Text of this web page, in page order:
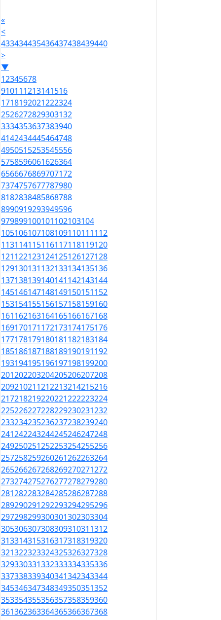
«
<
433434435436437438439440
>
▼
12345678
910111213141516
1718192021222324
2526272829303132
3334353637383940
4142434445464748
4950515253545556
5758596061626364
6566676869707172
7374757677787980
8182838485868788
8990919293949596
979899100101102103104
105106107108109110111112
113114115116117118119120
121122123124125126127128
129130131132133134135136
137138139140141142143144
145146147148149150151152
153154155156157158159160
161162163164165166167168
169170171172173174175176
177178179180181182183184
185186187188189190191192
193194195196197198199200
201202203204205206207208
209210211212213214215216
217218219220221222223224
225226227228229230231232
233234235236237238239240
241242243244245246247248
249250251252253254255256
257258259260261262263264
265266267268269270271272
273274275276277278279280
281282283284285286287288
289290291292293294295296
297298299300301302303304
305306307308309310311312
313314315316317318319320
321322323324325326327328
329330331332333334335336
337338339340341342343344
345346347348349350351352
353354355356357358359360
361362363364365366367368